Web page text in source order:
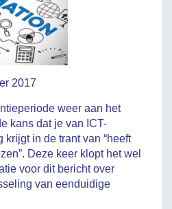
2017
weer aan het
kans dat je van ICT-
in de trant van “heeft
Deze keer klopt het wel
voor dit bericht over
van eenduidige